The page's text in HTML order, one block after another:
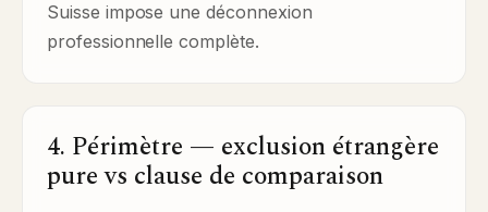
Suisse impose une déconnexion
professionnelle complète.
4. Périmètre — exclusion étrangère
pure vs clause de comparaison